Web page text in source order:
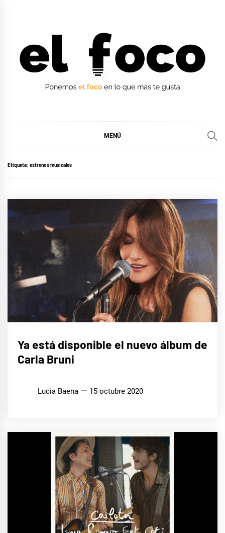
MENÚ
Etiqueta: estrenos musicales
Ya está disponible el nuevo álbum de
Carla Bruni
Lucia Baena 15 octubre 2020